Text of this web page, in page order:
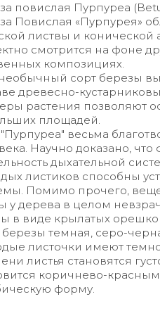
повислая Пурпуреа
Повислая «Пурпурея»
листвы и
смотрится на фоне
композициях.
сорт березы
древесно-
растения позволяют
площадей.
весьма
Научно доказано,
дыхательной
листиков способны
Помимо прочего,
у дерева в целом
в виде крылатых
березы темная, серо-
листочки имеют
листья становятся
коричнево-
форму.